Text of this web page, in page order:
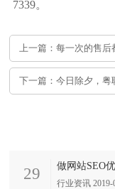
7339。
上一篇：每一次的售后
29 做网站SEO
行业资讯 2019-